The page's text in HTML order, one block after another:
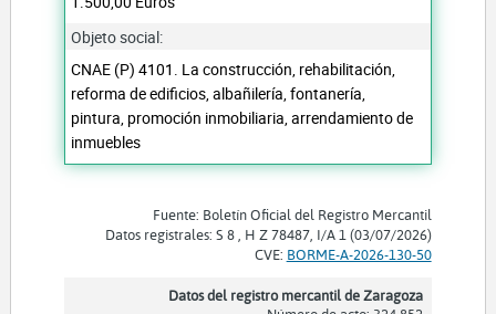
Objeto social:
CNAE (P) 4101. La construcción, rehabilitación,
reforma de edificios, albañilería, fontanería,
pintura, promoción inmobiliaria, arrendamiento de
inmuebles
Fuente: Boletín Oficial del Registro Mercantil
Datos registrales: S 8 , H Z 78487, I/A 1 (03/07/2026)
CVE: BORME-A-2026-130-50
Datos del registro mercantil de Zaragoza